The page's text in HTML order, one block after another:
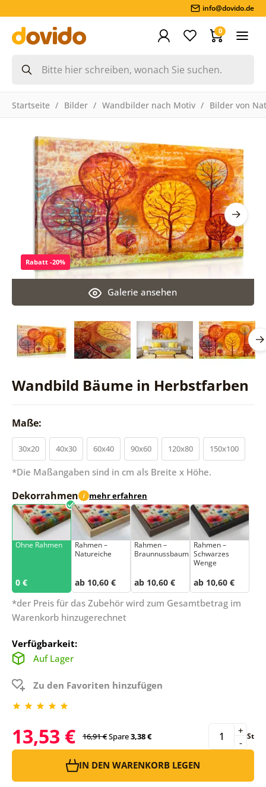
info@dovido.de
0
Startseite Bilder Wandbilder nach Motiv Bilder von
Wandbild Bäume in Herbstfarben
Galerie ansehen
Rabatt -20%
Maße:
30x20 40x30 60x40 90x60 120x80 150x100
*Die Maßangaben sind in cm als Breite x Höhe.
Dekorrahmen i mehr erfahren
Ohne Rahmen
0 €
Rahmen –
Natureiche
ab 10,60 €
Rahmen –
Braunnussbaum
ab 10,60 €
Rahmen –
Schwarzes
Wenge
ab 10,60 €
*der Preis für das Zubehör wird zum Gesamtbetrag im
Warenkorb hinzugerechnet
Verfügbarkeit:
Auf Lager
Zu den Favoriten hinzufügen
13,53 € 16,91 €Spare3,38 € -
+ St
IN DEN WARENKORB LEGEN